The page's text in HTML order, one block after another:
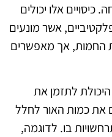
כיסויים אלו יכולים
אשר מונעים
החמות, אך מאפשרים
היכולת לתזמן את
את כמות האור לחלל
בו. לדוגמה,